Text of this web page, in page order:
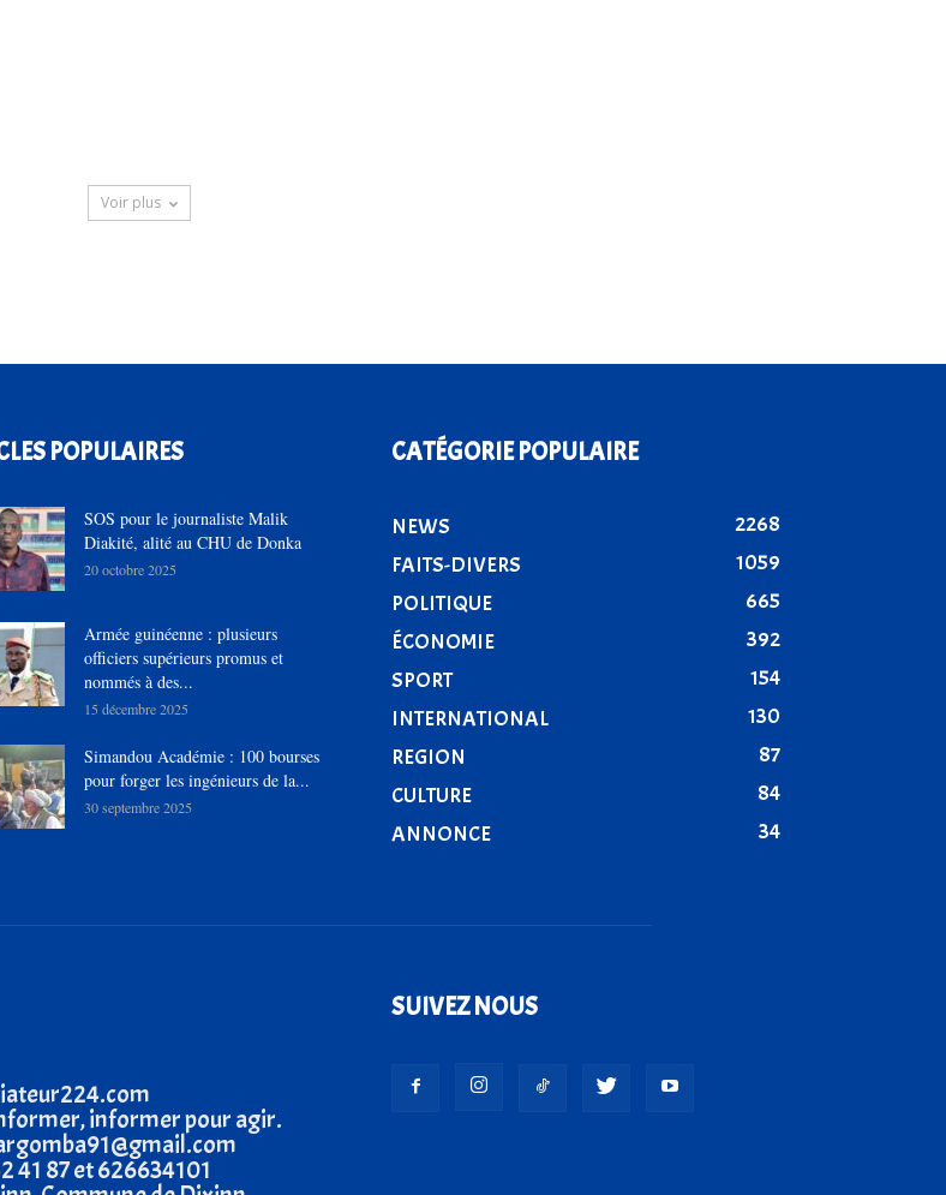
Voir plus
POPULAIRES
SOS pour le journaliste Malik
Diakité, alité au CHU de Donka
20 octobre 2025
Armée guinéenne : plusieurs
officiers supérieurs promus et
nommés à des...
15 décembre 2025
Simandou Académie : 100 bourses
pour forger les ingénieurs de la...
30 septembre 2025
CATÉGORIE POPULAIRE
NEWS
2268
FAITS-DIVERS
1059
POLITIQUE
665
ÉCONOMIE
392
SPORT
154
INTERNATIONAL
130
REGION
87
CULTURE
84
ANNONCE
34
informer pour agir.
41 87 et 626634101
SUIVEZ NOUS